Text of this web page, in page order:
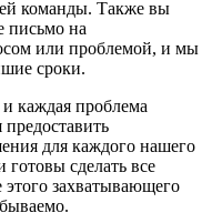
команды. Также вы
письмо на
или проблемой, и мы
сроки.
каждая проблема
для каждого нашего
сделать все
захватывающего